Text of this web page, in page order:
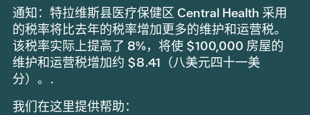
通知：特拉维斯县医疗保健区 Central Health 采用
的税率将比去年的税率增加更多的维护和运营税。
该税率实际上提高了 8%，将使 $100,000 房屋的
维护和运营税增加约 $8.41（八美元四十一美
分）。.
我们在这里提供帮助：